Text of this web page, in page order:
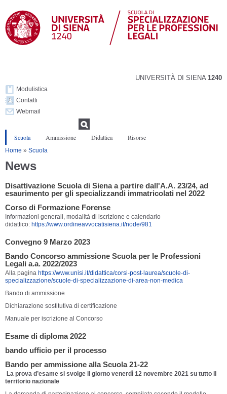
contenuto
principale
UNIVERSITÀ DI SIENA 1240
Modulistica
Contatti
Webmail
Form di ricerca
Scuola Ammissione Didattica Risorse
Tu sei qui
Home » Scuola
News
Disattivazione Scuola di Siena a partire dall'A.A. 23/24, ad
esaurimento per gli specializzandi immatricolati nel 2022
Corso di Formazione Forense
Informazioni generali, modalità di iscrizione e calendario
didattico: https://www.ordineavvocatisiena.it/node/981
Convegno 9 Marzo 2023
Bando Concorso ammissione Scuola per le Professioni
Legali a.a. 2022/2023
Alla pagina https://www.unisi.it/didattica/corsi-post-laurea/scuole-di-
specializzazione/scuole-di-specializzazione-di-area-non-medica
Bando di ammissione
Dichiarazione sostitutiva di certificazione
Manuale per iscrizione al Concorso
Esame di diploma 2022
bando ufficio per il processo
Bando per ammissione alla Scuola 21-22
La prova d’esame si svolge il giorno venerdì 12 novembre 2021 su tutto il
territorio nazionale